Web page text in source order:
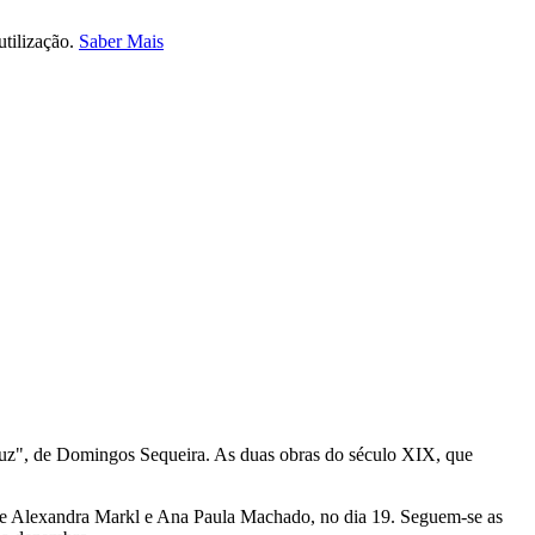
Saber Mais
de Domingos Sequeira. As duas obras do século XIX, que
Markl e Ana Paula Machado, no dia 19. Seguem-se as